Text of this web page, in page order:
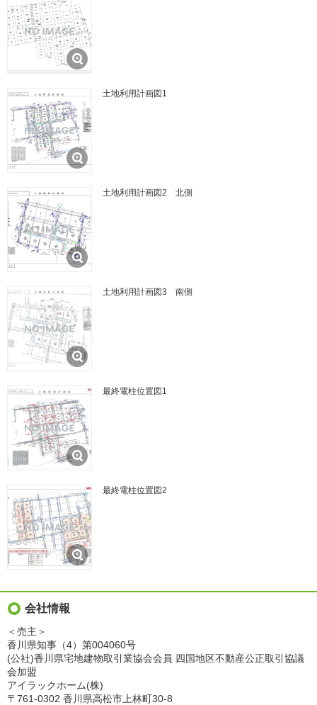
土地利用計画図1
土地利用計画図2 北側
土地利用計画図3 南側
最終電柱位置図1
最終電柱位置図2
会社情報
＜売主＞
香川県知事（4）第004060号
(公社)香川県宅地建物取引業協会会員 四国地区不動産公正取引協議
会加盟
アイラックホーム(株)
〒761-0302 香川県高松市上林町30-8